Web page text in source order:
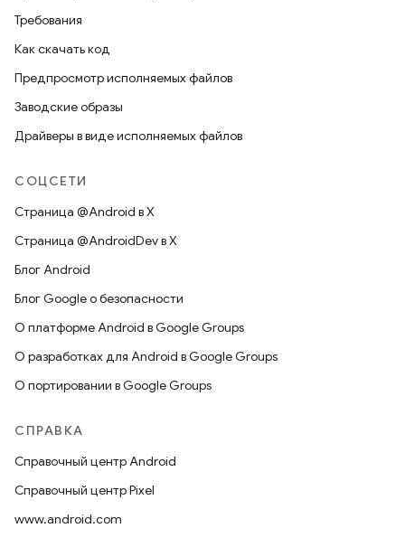
Требования
Как скачать код
Предпросмотр исполняемых файлов
Заводские образы
Драйверы в виде исполняемых файлов
СОЦСЕТИ
Страница @Android в X
Страница @AndroidDev в X
Блог Android
Блог Google о безопасности
О платформе Android в Google Groups
О разработках для Android в Google Groups
О портировании в Google Groups
СПРАВКА
Справочный центр Android
Справочный центр Pixel
www.android.com